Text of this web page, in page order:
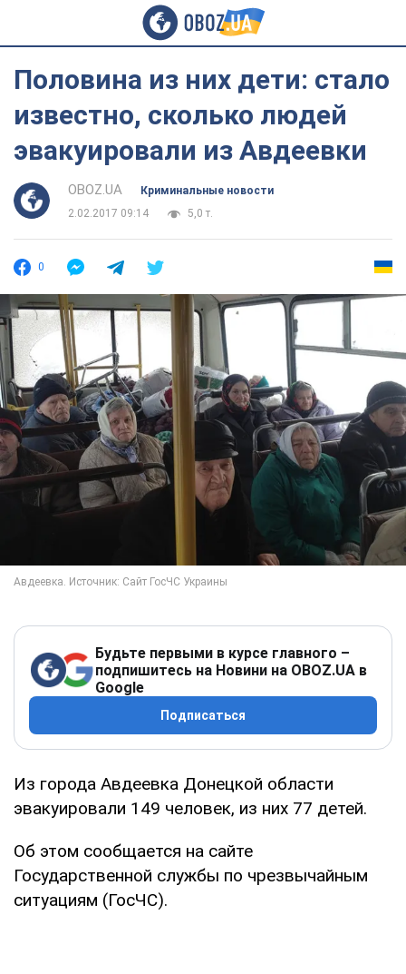
Половина из них дети: стало
известно, сколько людей
эвакуировали из Авдеевки
OBOZ.UA
Криминальные новости
2.02.2017 09:14
5,0 т.
0
Будьте первыми в курсе главного –
подпишитесь на Новини на OBOZ.UA в
Google
Подписаться
Из города Авдеевка Донецкой области
эвакуировали 149 человек, из них 77 детей.
Об этом сообщается на сайте
Государственной службы по чрезвычайным
ситуациям (ГосЧС).